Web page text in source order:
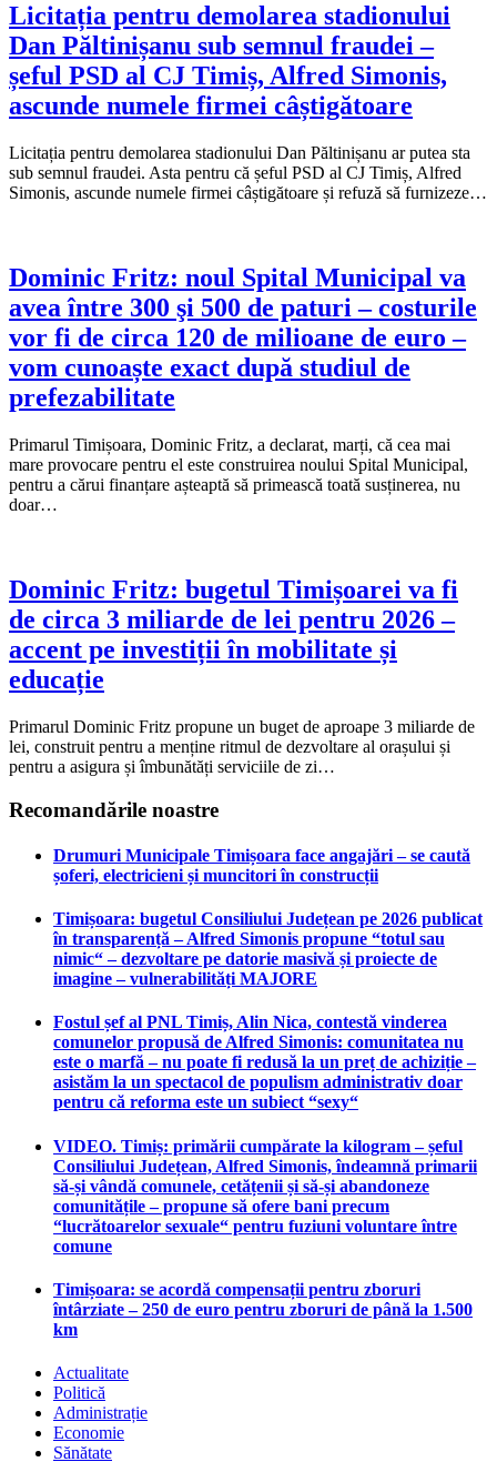
Licitația pentru demolarea stadionului
Dan Păltinișanu sub semnul fraudei –
șeful PSD al CJ Timiș, Alfred Simonis,
ascunde numele firmei câștigătoare
Licitația pentru demolarea stadionului Dan Păltinișanu ar putea sta
sub semnul fraudei. Asta pentru că șeful PSD al CJ Timiș, Alfred
Simonis, ascunde numele firmei câștigătoare și refuză să furnizeze…
Dominic Fritz: noul Spital Municipal va
avea între 300 şi 500 de paturi – costurile
vor fi de circa 120 de milioane de euro –
vom cunoaște exact după studiul de
prefezabilitate
Primarul Timișoara, Dominic Fritz, a declarat, marți, că cea mai
mare provocare pentru el este construirea noului Spital Municipal,
pentru a cărui finanțare așteaptă să primească toată susținerea, nu
doar…
Dominic Fritz: bugetul Timișoarei va fi
de circa 3 miliarde de lei pentru 2026 –
accent pe investiții în mobilitate și
educație
Primarul Dominic Fritz propune un buget de aproape 3 miliarde de
lei, construit pentru a menține ritmul de dezvoltare al orașului și
pentru a asigura și îmbunătăți serviciile de zi…
Recomandările noastre
Drumuri Municipale Timișoara face angajări – se caută
șoferi, electricieni și muncitori în construcții
Timișoara: bugetul Consiliului Județean pe 2026 publicat
în transparență – Alfred Simonis propune “totul sau
nimic“ – dezvoltare pe datorie masivă și proiecte de
imagine – vulnerabilități MAJORE
Fostul șef al PNL Timiș, Alin Nica, contestă vinderea
comunelor propusă de Alfred Simonis: comunitatea nu
este o marfă – nu poate fi redusă la un preț de achiziție –
asistăm la un spectacol de populism administrativ doar
pentru că reforma este un subiect “sexy“
VIDEO. Timiș: primării cumpărate la kilogram – șeful
Consiliului Județean, Alfred Simonis, îndeamnă primarii
să-și vândă comunele, cetățenii și să-și abandoneze
comunitățile – propune să ofere bani precum
“lucrătoarelor sexuale“ pentru fuziuni voluntare între
comune
Timișoara: se acordă compensații pentru zboruri
întârziate – 250 de euro pentru zboruri de până la 1.500
km
Actualitate
Politică
Administrație
Economie
Sănătate